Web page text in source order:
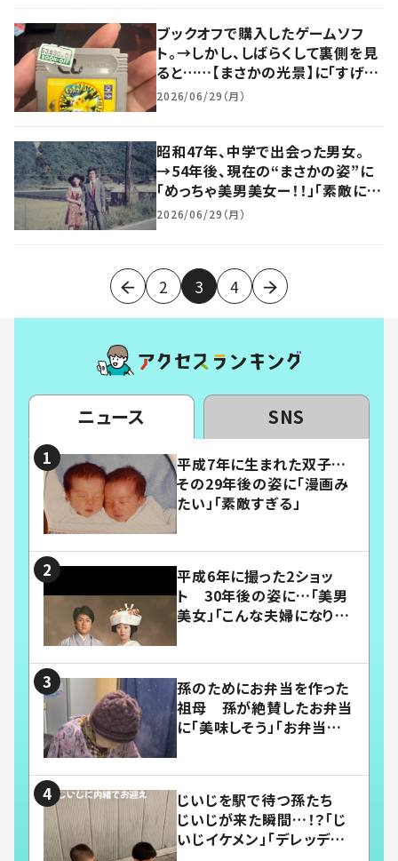
ブックオフで購入したゲームソフ
ト。→しかし、しばらくして裏側を見
ると……【まさかの光景】に「すげ
え！！ww」「え！？そんなことある」
2026/06/29（月）
昭和47年、中学で出会った男女。
→54年後、現在の“まさかの姿”に
「めっちゃ美男美女ー！！」「素敵に年
齢を重ねられてる」
2026/06/29（月）
2 3 4
ニュース SNS
平成7年に生まれた双子…
その29年後の姿に「漫画み
たい」「素敵すぎる」
平成6年に撮った2ショッ
ト 30年後の姿に…「美男
美女」「こんな夫婦になりた
孫のためにお弁当を作った
祖母 孫が絶賛したお弁当
に「美味しそう」「お弁当すご
じいじを駅で待つ孫たち
じいじが来た瞬間…！？「じ
いじイケメン」「デレッデレ」